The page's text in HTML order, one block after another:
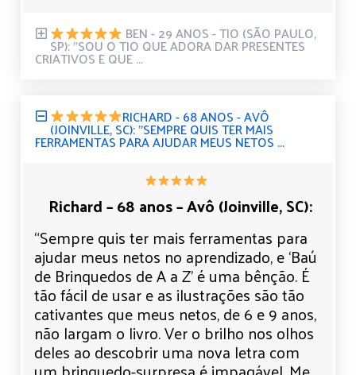
BEN - 29 ANOS - TIO (SÃO PAULO,
SP): "SOU O TIO QUE ADORA DAR PRESENTES
CRIATIVOS E QUE ...
RICHARD - 68 ANOS - AVÔ
(JOINVILLE, SC): "SEMPRE QUIS TER MAIS
FERRAMENTAS PARA AJUDAR MEUS NETOS ...
Richard – 68 anos – Avô (Joinville, SC):
“Sempre quis ter mais ferramentas para
ajudar meus netos no aprendizado, e ‘Baú
de Brinquedos de A a Z’ é uma bênção. É
tão fácil de usar e as ilustrações são tão
cativantes que meus netos, de 6 e 9 anos,
não largam o livro. Ver o brilho nos olhos
deles ao descobrir uma nova letra com